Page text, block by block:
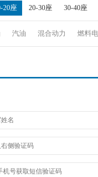
20座 20-30座 30-40座
汽油 混合动力 燃料